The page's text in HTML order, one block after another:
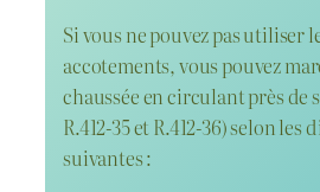
Si vous ne pouvez pas utiliser
accotements, vous pouvez
chaussée en circulant près de
R.412-35 et R.412-36) selon les
suivantes :